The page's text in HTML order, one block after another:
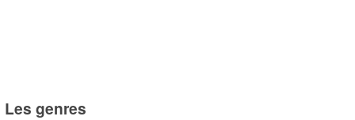
Les genres